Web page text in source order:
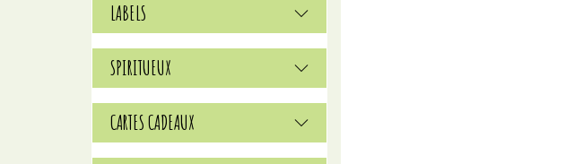
LABELS
SPIRITUEUX
CARTES CADEAUX